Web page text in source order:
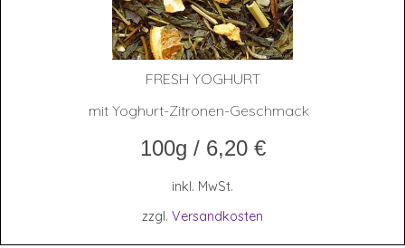
FRESH YOGHURT
mit Yoghurt-Zitronen-Geschmack
100g / 6,20 €
inkl. MwSt.
zzgl. Versandkosten